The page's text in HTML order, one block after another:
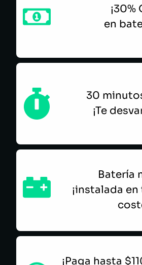
¡30%
en
30
¡Te
Batería
¡instalada
¡Paga hasta